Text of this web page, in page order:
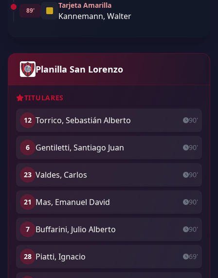
89'
Tarjeta Amarilla
Kannemann, Walter
Planilla San Lorenzo
TITULARES
12 Torrico, Sebastián Alberto 90'
6 Gentiletti, Santiago Juan 90'
23 Valdes, Carlos 90'
21 Mas, Emanuel David 90'
7 Buffarini, Julio Alberto 90'
28 Piatti, Ignacio 69'